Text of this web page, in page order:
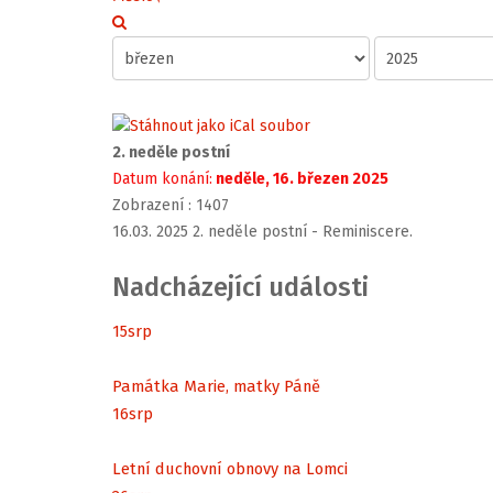
2. neděle postní
Datum konání: neděle, 16. březen 2025
Zobrazení : 1407
16.03. 2025 2. neděle postní - Reminiscere.
Nadcházející události
15srp
Památka Marie, matky Páně
16srp
Letní duchovní obnovy na Lomci